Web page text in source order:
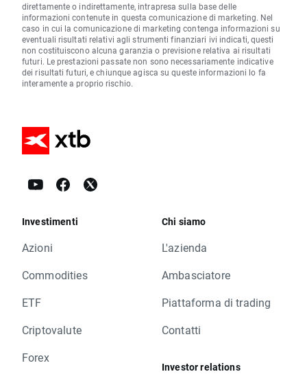
direttamente o indirettamente, intrapresa sulla base delle
informazioni contenute in questa comunicazione di marketing. Nel
caso in cui la comunicazione di marketing contenga informazioni su
eventuali risultati relativi agli strumenti finanziari ivi indicati, questi
non costituiscono alcuna garanzia o previsione relativa ai risultati
futuri. Le prestazioni passate non sono necessariamente indicative
dei risultati futuri, e chiunque agisca su queste informazioni lo fa
interamente a proprio rischio.
Investimenti
Azioni
Commodities
ETF
Criptovalute
Forex
Chi siamo
L'azienda
Ambasciatore
Piattaforma di trading
Contatti
Investor relations